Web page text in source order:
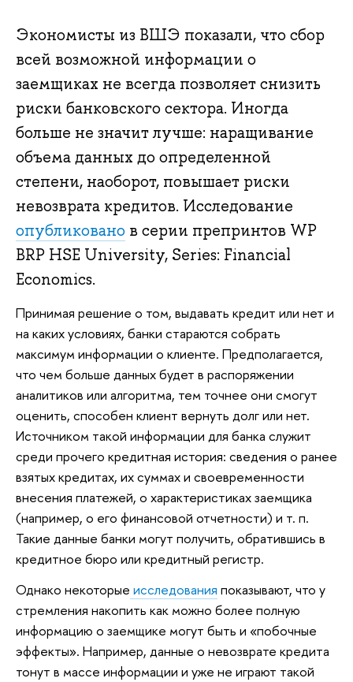
Экономисты из ВШЭ показали, что сбор
всей возможной информации о
заемщиках не всегда позволяет снизить
риски банковского сектора. Иногда
больше не значит лучше: наращивание
объема данных до определенной
степени, наоборот, повышает риски
невозврата кредитов. Исследование
опубликовано в серии препринтов WP
BRP HSE University, Series: Financial
Economics.
Принимая решение о том, выдавать кредит или нет и
на каких условиях, банки стараются собрать
максимум информации о клиенте. Предполагается,
что чем больше данных будет в распоряжении
аналитиков или алгоритма, тем точнее они смогут
оценить, способен клиент вернуть долг или нет.
Источником такой информации для банка служит
среди прочего кредитная история: сведения о ранее
взятых кредитах, их суммах и своевременности
внесения платежей, о характеристиках заемщика
(например, о его финансовой отчетности) и т. п.
Такие данные банки могут получить, обратившись в
кредитное бюро или кредитный регистр.
Однако некоторые исследования показывают, что у
стремления накопить как можно более полную
информацию о заемщике могут быть и «побочные
эффекты». Например, данные о невозврате кредита
тонут в массе информации и уже не играют такой